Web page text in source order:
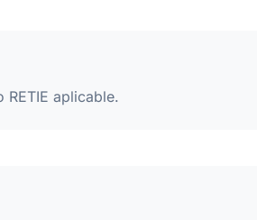
aplicable.